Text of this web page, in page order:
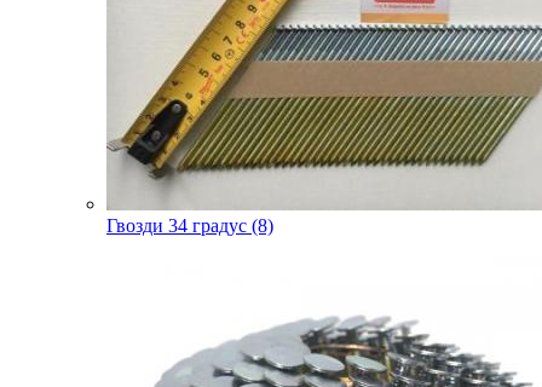
Гвозди 34 градус (8)